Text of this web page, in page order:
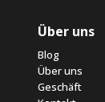
Über uns
Blog
Über uns
Geschäft